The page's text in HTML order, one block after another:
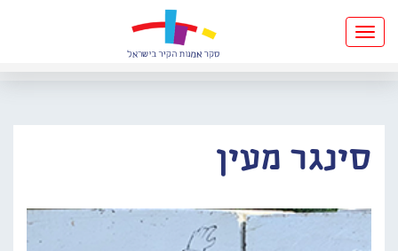
Toggle
navigation
סינגר מעין